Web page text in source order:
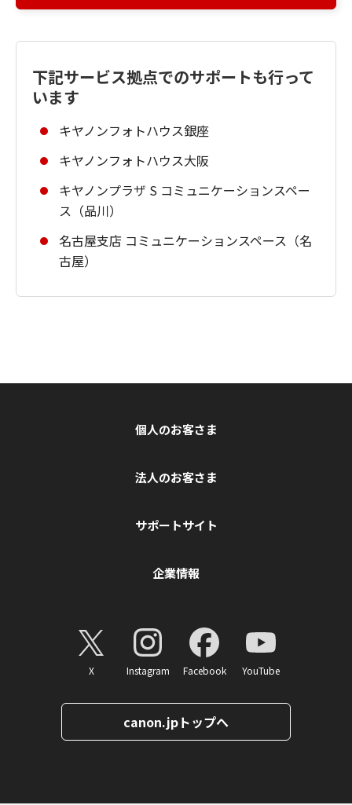
下記サービス拠点でのサポートも行って
います
キヤノンフォトハウス銀座
キヤノンフォトハウス大阪
キヤノンプラザ S コミュニケーションスペー
ス（品川）
名古屋支店 コミュニケーションスペース（名
古屋）
個人のお客さま
法人のお客さま
サポートサイト
企業情報
X Instagram Facebook YouTube
canon.jpトップへ